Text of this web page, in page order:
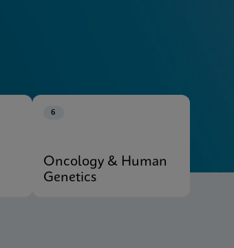
6
Oncology & Human
Genetics